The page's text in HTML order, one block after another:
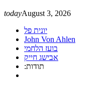
todayAugust 3, 2026
יונית פל
John Von Ahlen
בועז הלחמי
אבישג חייק
:תודות